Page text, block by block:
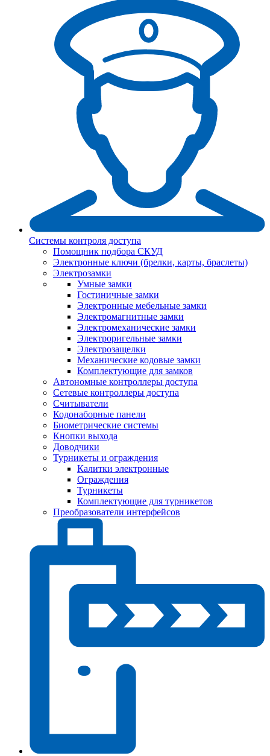
Системы контроля доступа
Помощник подбора СКУД
Электронные ключи (брелки, карты, браслеты)
Электрозамки
Умные замки
Гостиничные замки
Электронные мебельные замки
Электромагнитные замки
Электромеханические замки
Электроригельные замки
Электрозащелки
Механические кодовые замки
Комплектующие для замков
Автономные контроллеры доступа
Сетевые контроллеры доступа
Считыватели
Кодонаборные панели
Биометрические системы
Кнопки выхода
Доводчики
Турникеты и ограждения
Калитки электронные
Ограждения
Турникеты
Комплектующие для турникетов
Преобразователи интерфейсов